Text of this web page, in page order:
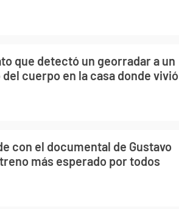
que detectó un georradar a un
del cuerpo en la casa donde vivió
con el documental de Gustavo
más esperado por todos